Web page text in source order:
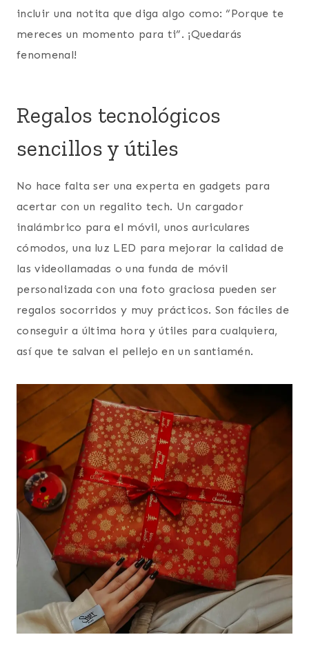
incluir una notita que diga algo como: “Porque te
mereces un momento para ti”. ¡Quedarás
fenomenal!
Regalos tecnológicos
sencillos y útiles
No hace falta ser una experta en gadgets para
acertar con un regalito tech. Un cargador
inalámbrico para el móvil, unos auriculares
cómodos, una luz LED para mejorar la calidad de
las videollamadas o una funda de móvil
personalizada con una foto graciosa pueden ser
regalos socorridos y muy prácticos. Son fáciles de
conseguir a última hora y útiles para cualquiera,
así que te salvan el pellejo en un santiamén.